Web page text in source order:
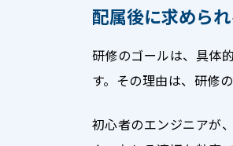
配属後に求めら
研修のゴールは、具体
す。その理由は、研修
初心者のエンジニアが